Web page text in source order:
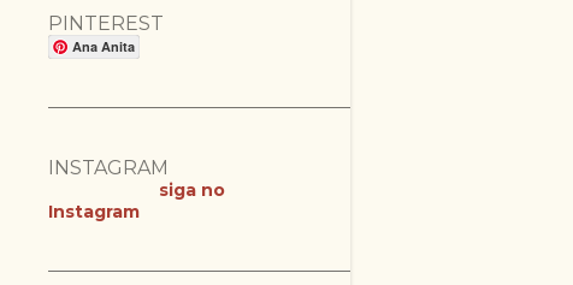
PINTEREST
Ana Anita
INSTAGRAM
siga no
Instagram